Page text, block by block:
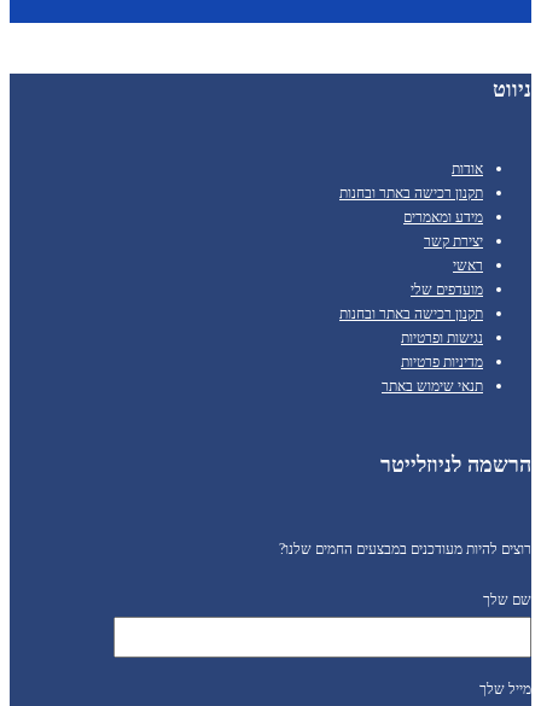
ניווט
אודות
תקנון רכישה באתר ובחנות
מידע ומאמרים
יצירת קשר
ראשי
מועדפים שלי
תקנון רכישה באתר ובחנות
נגישות ופרטיות
מדיניות פרטיות
תנאי שימוש באתר
הרשמה לניוזלייטר
רוצים להיות מעודכנים במבצעים החמים שלנו?
שם שלך
מייל שלך